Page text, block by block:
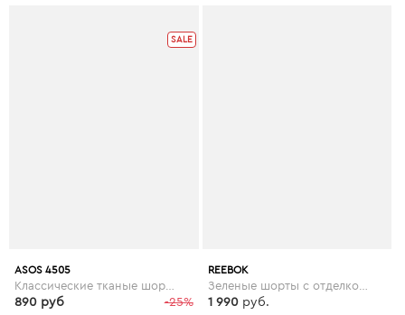
SALE
ASOS 4505
-25%
890 руб
REEBOK
Зеленые шорты с отделкой лентой Reebok Training - Зеленый
1 990 руб.